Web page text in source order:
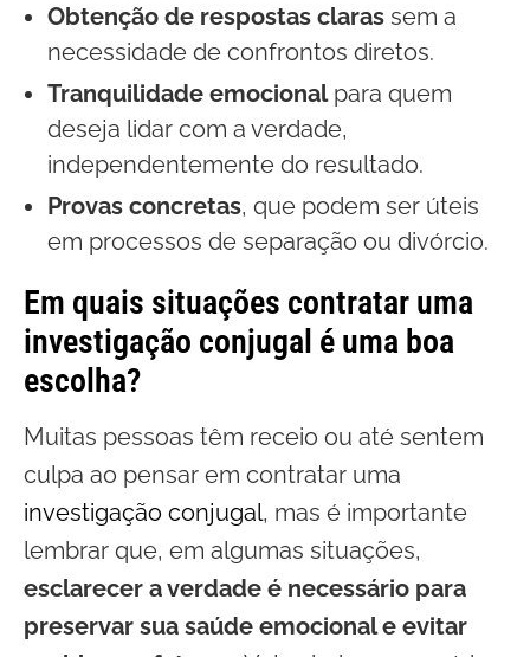
Obtenção de respostas claras sem a
necessidade de confrontos diretos.
Tranquilidade emocionalpara quem
deseja lidar com a verdade,
independentemente do resultado.
Provas concretas, que podem ser úteis
em processos de separação ou divórcio.
Em quais situações contratar uma
investigação conjugal é uma boa
escolha?
Muitas pessoas têm receio ou até sentem
culpa ao pensar em contratar uma
investigação conjugal, mas é importante
lembrar que, em algumas situações,
esclarecer a verdade é necessário para
preservar sua saúde emocional e evitar